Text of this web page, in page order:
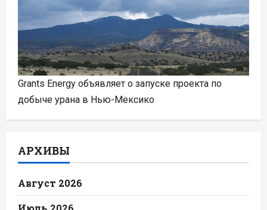
Grants Energy объявляет о запуске проекта по
добыче урана в Нью-Мексико
АРХИВЫ
Август 2026